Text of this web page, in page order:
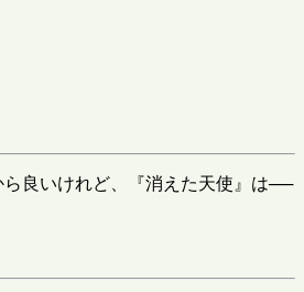
ら良いけれど、『消えた天使』は──